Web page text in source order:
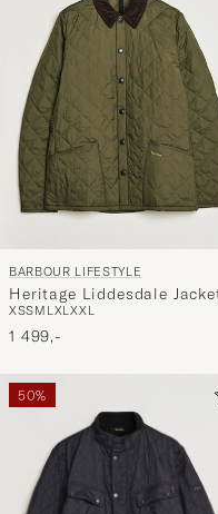
BARBOUR LIFESTYLE
Heritage Liddesdale
Olive
XSSM LXLXXL
1 499,-
50%